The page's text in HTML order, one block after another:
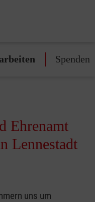
Spenden
Ehrenamt
Lennestadt
uns um